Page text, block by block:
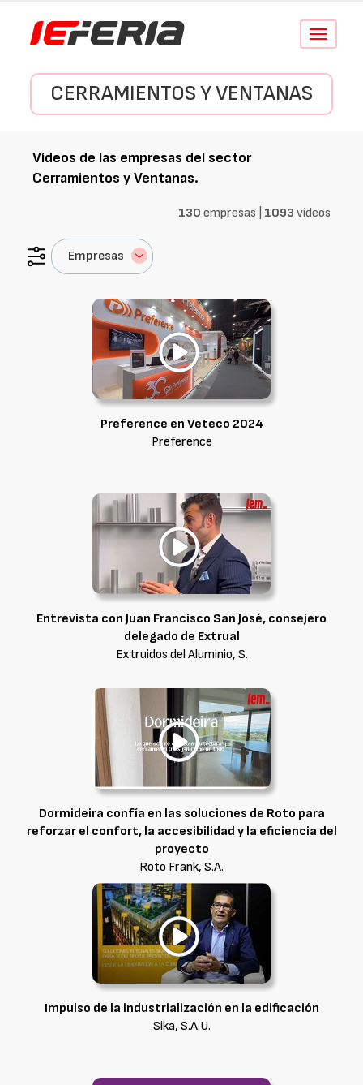
Conmutar
CERRAMIENTOS Y VENTANAS
Vídeos de las empresas del sector
Cerramientos y Ventanas.
130 empresas | 1093 vídeos
Empresas
Preference en Veteco 2024
Preference
Entrevista con Juan Francisco San José, consejero
delegado de Extrual
Extruidos del Aluminio, S.
Dormideira confía en las soluciones de Roto para
reforzar el confort, la accesibilidad y la eficiencia del
proyecto
Roto Frank, S.A.
Impulso de la industrialización en la edificación
Sika, S.A.U.